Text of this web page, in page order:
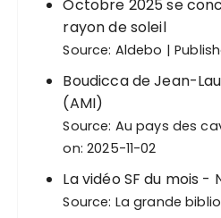
Octobre 2025 se
rayon de soleil
Source: Aldebo
Boudicca de Jean-
(AMI)
Source: Au pays des
on: 2025-11-02
La vidéo SF du mois -
Source: La grande